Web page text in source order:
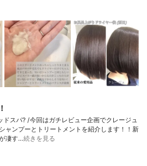
スパ? /今回はガチレビュー企画でクレージュ
ャンプーとトリートメントを紹介します！！新
凄す…続きを見る